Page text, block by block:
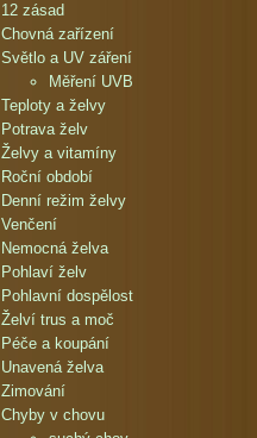
12 zásad
Chovná zařízení
Světlo a UV záření
Měření UVB
Teploty a želvy
Potrava želv
Želvy a vitamíny
Roční období
Denní režim želvy
Venčení
Nemocná želva
Pohlaví želv
Pohlavní dospělost
Želví trus a moč
Péče a koupání
Unavená želva
Zimování
Chyby v chovu